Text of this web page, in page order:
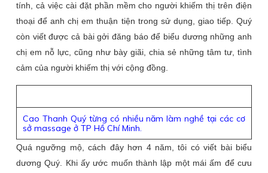
tính, cả việc cài đặt phần mềm cho người khiếm thị trên điện
thoại để anh chị em thuận tiện trong sử dụng, giao tiếp. Quý
còn viết được cả bài gởi đăng báo để biểu dương những anh
chị em nỗ lực, cũng như bày giãi, chia sẻ những tâm tư, tình
cảm của người khiếm thị với cộng đồng.
Cao Thanh Quý từng có nhiều năm làm nghề tại các cơ
sở massage ở TP Hồ Chí Minh.
Quá ngưỡng mộ, cách đây hơn 4 năm, tôi có viết bài biểu
dương Quý. Khi ấy ước muốn thành lập một mái ấm để cưu